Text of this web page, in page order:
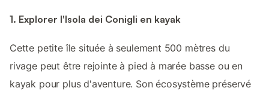
1. Explorer l'Isola dei Conigli en kayak
Cette petite île située à seulement 500 mètres du
rivage peut être rejointe à pied à marée basse ou en
kayak pour plus d'aventure. Son écosystème préservé